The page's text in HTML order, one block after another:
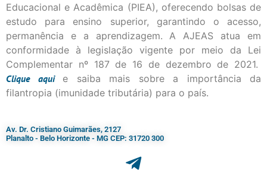
Educacional e Acadêmica (PIEA), oferecendo bolsas de
estudo para ensino superior, garantindo o acesso,
permanência e a aprendizagem. A AJEAS atua em
conformidade à legislação vigente por meio da Lei
Complementar nº 187 de 16 de dezembro de 2021.
Cliqueaqui
e saiba mais sobre a importância da
filantropia (imunidade tributária) para o país.
Av. Dr. Cristiano Guimarães, 2127
Planalto - Belo Horizonte - MG CEP: 31720 300